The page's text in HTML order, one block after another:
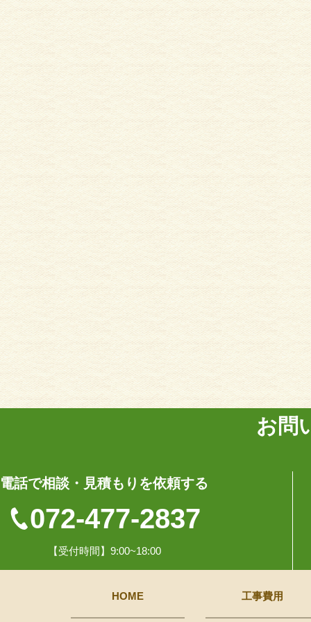
お問
電話で相談・見積もりを依頼する
072-477-2837
【受付時間】9:00~18:00
HOME 工事費用